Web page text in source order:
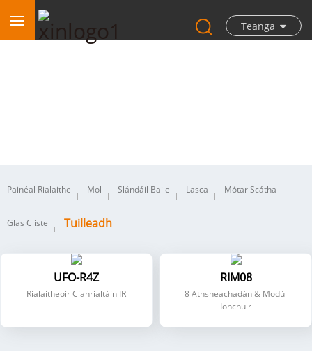
Teanga
Painéal Rialaithe Mol Slándáil Baile Lasca Mótar Scátha
Glas Cliste Tuilleadh
UFO-R4Z
Rialaitheoir Cianrialtáin IR
RIM08
8 Athsheachadán & Modúl
Ionchuir